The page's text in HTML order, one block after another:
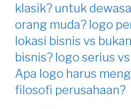
klasik? untuk
orang muda? logo
lokasi bisnis vs
bisnis? logo serius
Apa logo harus
filosofi perusahaan?